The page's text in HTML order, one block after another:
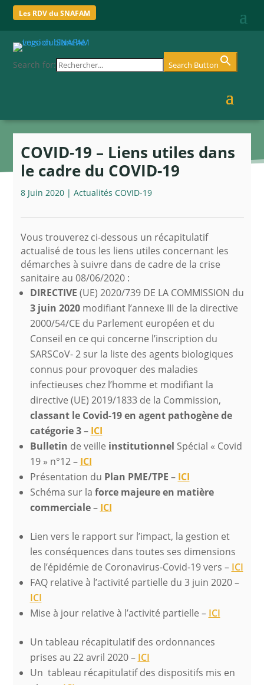
Les RDV du SNAFAM
Search for: Search Button
COVID-19 – Liens utiles dans
le cadre du COVID-19
8 Juin 2020| Actualités COVID-19
Vous trouverez ci-dessous un récapitulatif
actualisé de tous les liens utiles concernant les
démarches à suivre dans de cadre de la crise
sanitaire au 08/06/2020 :
DIRECTIVE (UE) 2020/739 DE LA COMMISSION du
3 juin 2020modifiant l’annexe III de la directive
2000/54/CE du Parlement européen et du
Conseil en ce qui concerne l’inscription du
SARSCoV- 2 sur la liste des agents biologiques
connus pour provoquer des maladies
infectieuses chez l’homme et modifiant la
directive (UE) 2019/1833 de la Commission,
classant le Covid-19 en agent pathogène de
catégorie 3– ICI
Bulletin de veille institutionnel Spécial « Covid
19 » n°12 – ICI
Présentation du Plan PME/TPE – ICI
Schéma sur la force majeure en matière
commerciale– ICI
Lien vers le rapport sur l’impact, la gestion et
les conséquences dans toutes ses dimensions
de l’épidémie de Coronavirus-Covid-19 vers – ICI
FAQ relative à l’activité partielle du 3 juin 2020 –
ICI
Mise à jour relative à l’activité partielle – ICI
Un tableau récapitulatif des ordonnances
prises au 22 avril 2020 – ICI
Un tableau récapitulatif des dispositifs mis en